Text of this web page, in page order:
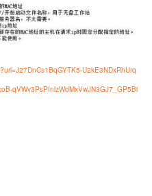
U2kE3NDxRhUrq
qVWv3PsPInlzWdMxVwJN3GJ7_GP5Bi